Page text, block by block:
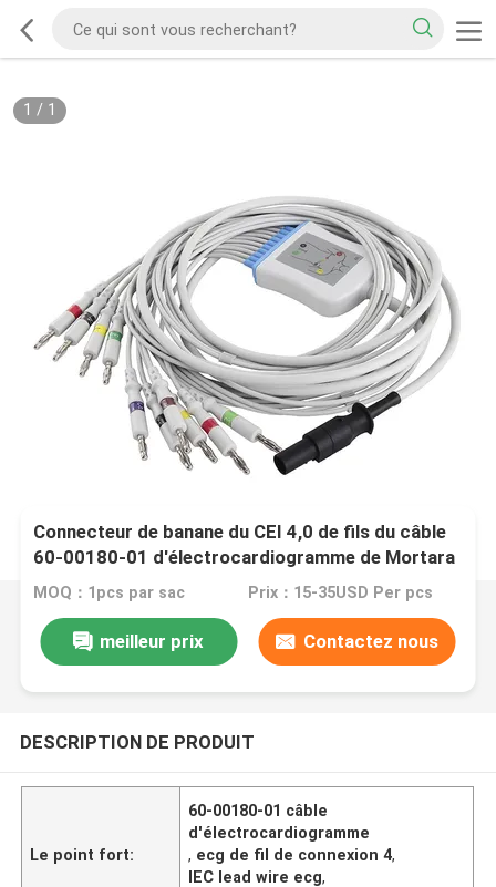
1 / 1
Connecteur de banane du CEI 4,0 de fils du câble
60-00180-01 d'électrocardiogramme de Mortara
MOQ：1pcs par sac Prix：15-35USD Per pcs
meilleur prix Contactez nous
DESCRIPTION DE PRODUIT
Le point fort:
60-00180-01 câble
d'électrocardiogramme
, ecg de fil de connexion 4,
IEC lead wire ecg,